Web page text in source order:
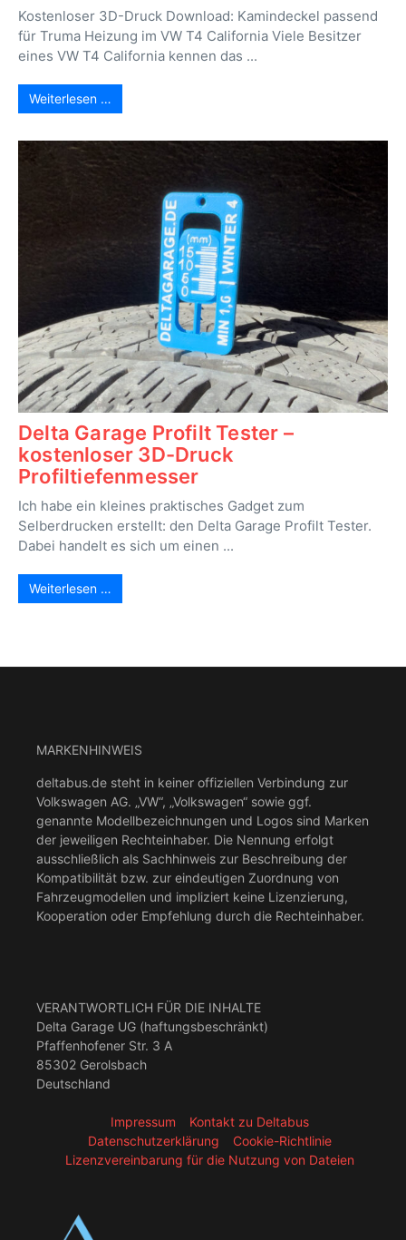
Kostenloser 3D-Druck Download: Kamindeckel passend
für Truma Heizung im VW T4 California Viele Besitzer
eines VW T4 California kennen das ...
Weiterlesen …
Delta Garage Profilt Tester –
kostenloser 3D-Druck
Profiltiefenmesser
Ich habe ein kleines praktisches Gadget zum
Selberdrucken erstellt: den Delta Garage Profilt Tester.
Dabei handelt es sich um einen ...
Weiterlesen …
MARKENHINWEIS
deltabus.de steht in keiner offiziellen Verbindung zur
Volkswagen AG. „VW“, „Volkswagen“ sowie ggf.
genannte Modellbezeichnungen und Logos sind Marken
der jeweiligen Rechteinhaber. Die Nennung erfolgt
ausschließlich als Sachhinweis zur Beschreibung der
Kompatibilität bzw. zur eindeutigen Zuordnung von
Fahrzeugmodellen und impliziert keine Lizenzierung,
Kooperation oder Empfehlung durch die Rechteinhaber.
VERANTWORTLICH FÜR DIE INHALTE
Delta Garage UG (haftungsbeschränkt)
Pfaffenhofener Str. 3 A
85302 Gerolsbach
Deutschland
Impressum
Kontakt zu Deltabus
Datenschutzerklärung
Cookie-Richtlinie
Lizenzvereinbarung für die Nutzung von Dateien